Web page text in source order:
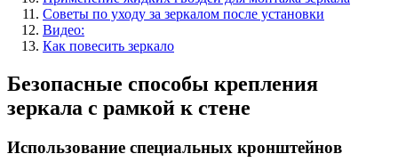
Советы по уходу за зеркалом после установки
Видео:
Как повесить зеркало
Безопасные способы крепления
зеркала с рамкой к стене
Использование специальных кронштейнов